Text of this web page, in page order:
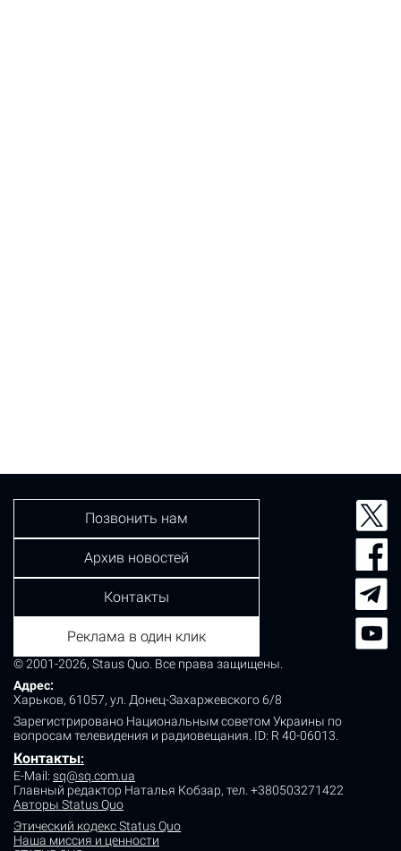
© 2001-2026, Staus Quo. Все права защищены.
Адрес:
Харьков, 61057, ул. Донец-Захаржевского 6/8
Зарегистрировано Национальным советом Украины по
вопросам телевидения и радиовещания. ID: R 40-06013.
Контакты:
E-Mail: sq@sq.com.ua
Главный редактор Наталья Кобзар, тел. +380503271422
Авторы Status Quo
Этический кодекс Status Quo
Наша миссия и ценности
Позвонить нам
Архив новостей
Контакты
Реклама в один клик